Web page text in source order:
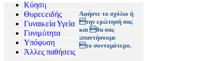
Κύηση
+
Θυρεοειδής
+
Γυναικεία Υγεία
+
Γονιμότητα
+
Υπόφυση
+
Άλλες παθήσεις
+
Αφήστε το σχόλιο ή
την ερώτησή σας
και θα σας
απαντήσουμε
το συντομότερο.